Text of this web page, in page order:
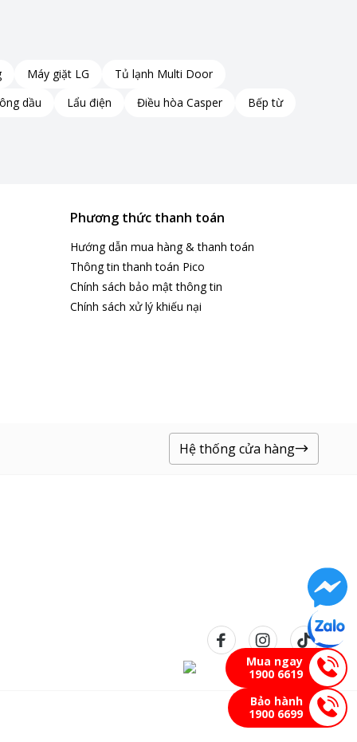
Mua ngay
1900 6619
Bảo hành
1900 6699
Máy giặt LG
Tủ lạnh Multi Door
dầu Lẩu điện Điều hòa Casper
Bếp từ
Phương thức thanh toán
Hướng dẫn mua hàng & thanh toán
Thông tin thanh toán Pico
Chính sách bảo mật thông tin
Chính sách xử lý khiếu nại
Hệ thống cửa hàng